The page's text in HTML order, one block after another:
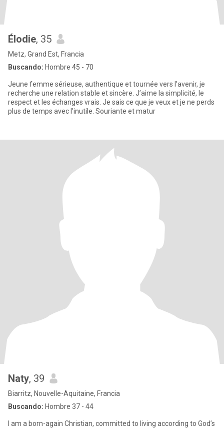
Élodie, 35
Metz, Grand Est, Francia
Buscando: Hombre 45 - 70
Jeune femme sérieuse, authentique et tournée vers l’avenir, je
recherche une relation stable et sincère. J’aime la simplicité, le
respect et les échanges vrais. Je sais ce que je veux et je ne perds
plus de temps avec l’inutile. Souriante et matur
Naty, 39
Biarritz, Nouvelle-Aquitaine, Francia
Buscando: Hombre 37 - 44
I am a born-again Christian, committed to living according to God’s